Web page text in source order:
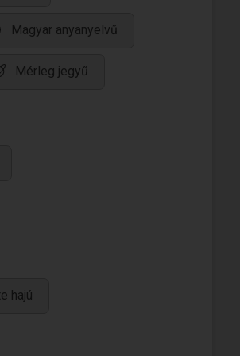
Magyar anyanyelvű
Mérleg jegyű
hajú